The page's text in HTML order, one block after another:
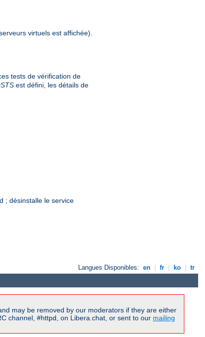
virtuels est affichée).
tests de vérification de
est défini, les détails de
; désinstalle le service
Langues Disponibles: en fr ko tr
may be removed by our moderators if they are either
channel, #httpd, on Libera.chat, or sent to our mailing